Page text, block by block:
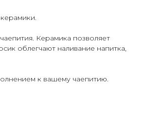
Керамика позволяет
облегчают наливание напитка,
к вашему чаепитию.